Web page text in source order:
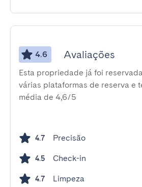
4.6 Avaliações
Esta propriedade já foi
várias plataformas de reserva e
média de 4,6/5
4.7 Precisão
4.5 Check-in
4.7 Limpeza